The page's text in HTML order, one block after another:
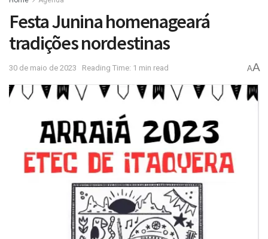
Festa Junina homenageará
tradições nordestinas
30 de maio de 2023 Reading Time: 1 min read AA